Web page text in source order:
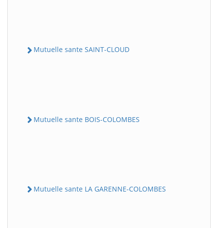
Mutuelle sante SAINT-CLOUD
Mutuelle sante BOIS-COLOMBES
Mutuelle sante LA GARENNE-COLOMBES